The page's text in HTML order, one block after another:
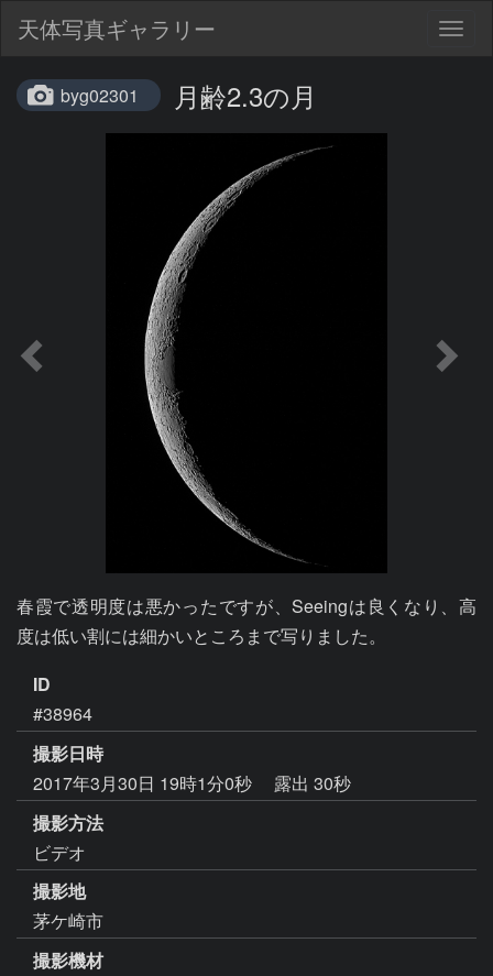
天体写真ギャラリー
byg02301 月齢2.3の月
春霞で透明度は悪かったですが、Seeingは良くなり、高
度は低い割には細かいところまで写りました。
ID
#38964
撮影日時
2017年3月30日 19時1分0秒
露出 30秒
撮影方法
ビデオ
撮影地
茅ケ崎市
撮影機材